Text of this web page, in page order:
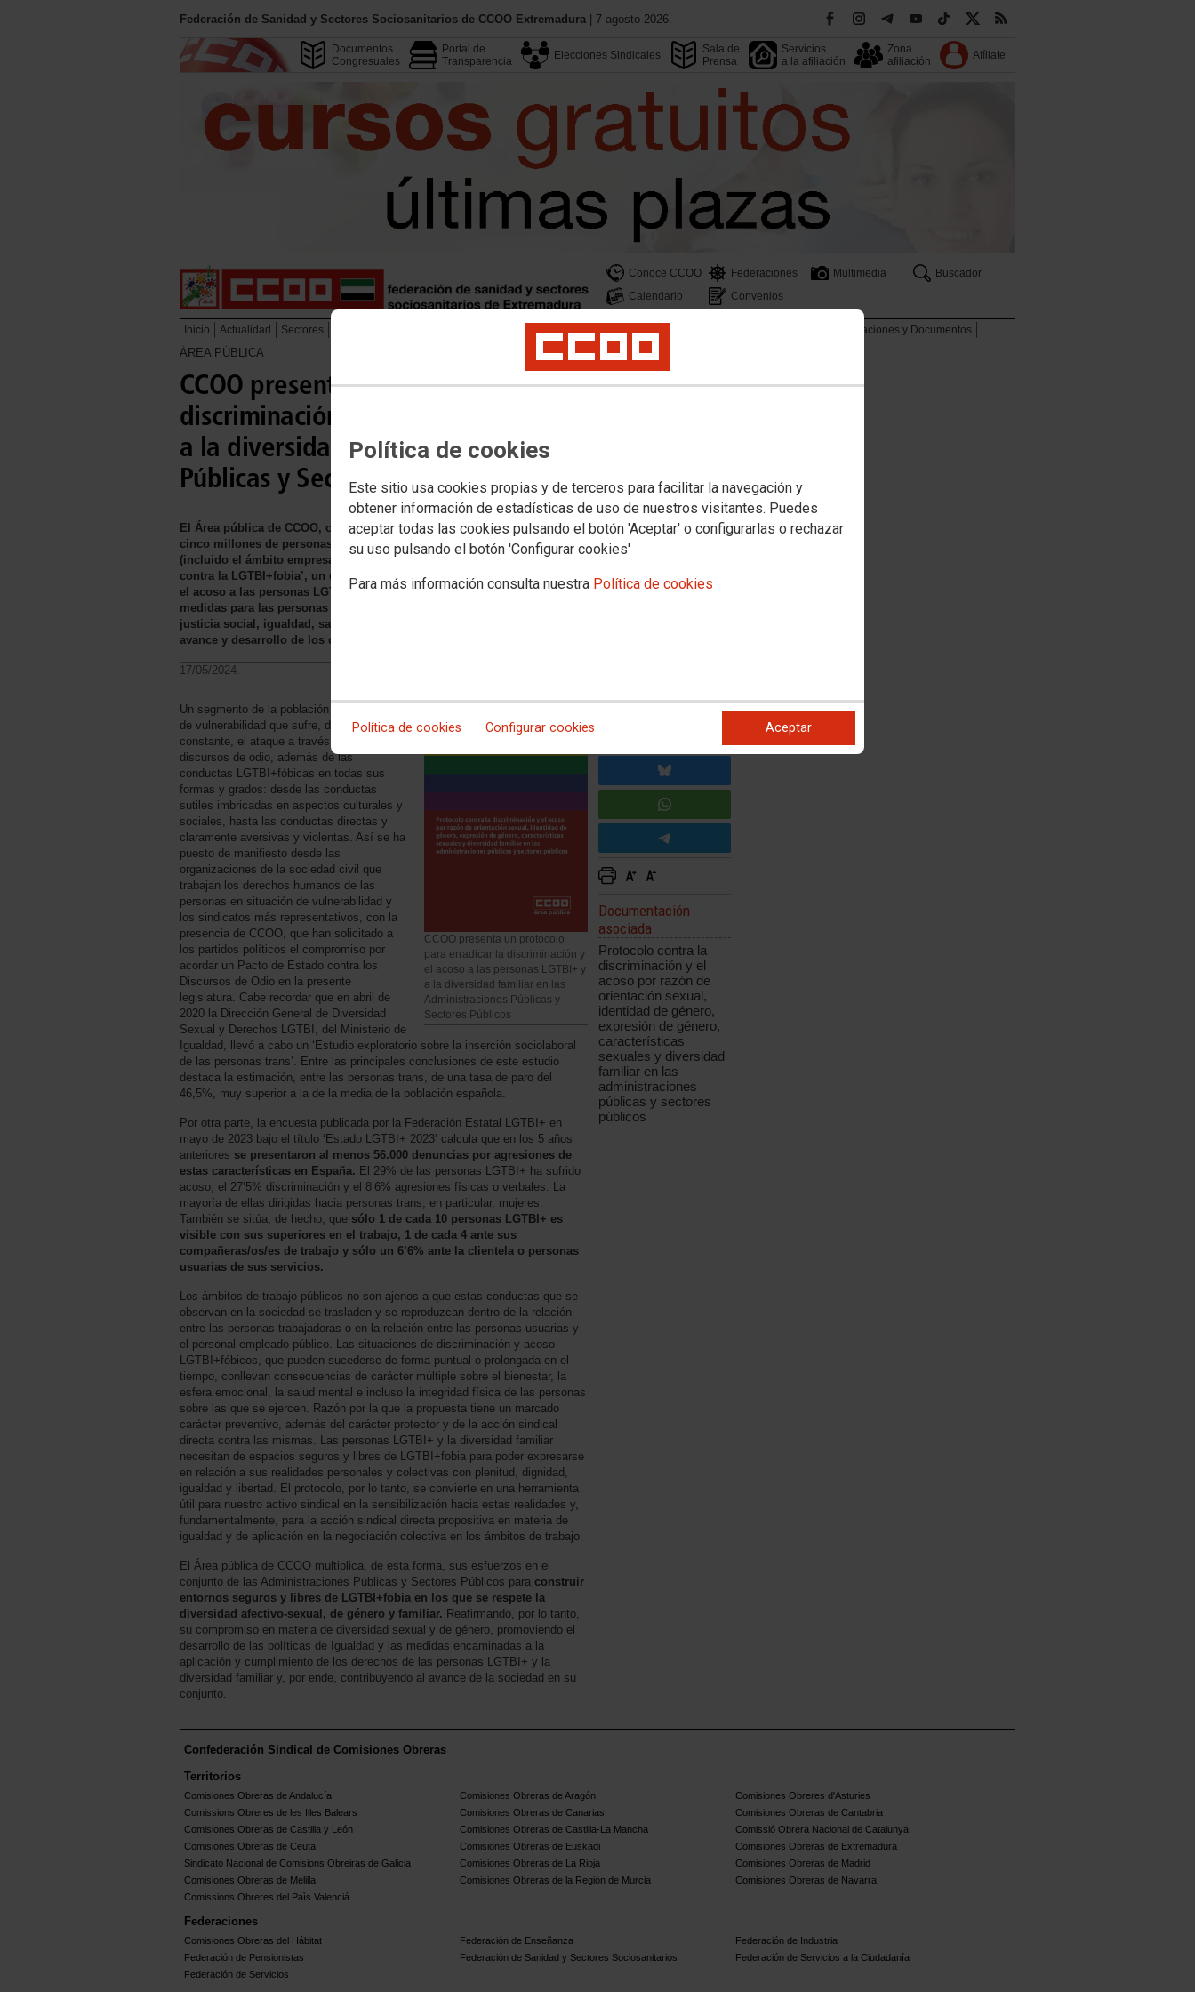
Política de cookies
Este sitio usa cookies propias y de terceros para facilitar la navegación y
obtener información de estadísticas de uso de nuestros visitantes. Puedes
aceptar todas las cookies pulsando el botón 'Aceptar' o configurarlas o rechazar
su uso pulsando el botón 'Configurar cookies'
Para más información consulta nuestra Política de cookies
Política de cookies Configurar cookies Aceptar
Federación de Sanidad y Sectores Sociosanitarios de CCOO Extremadura | 7 agosto 2026.
Documentos
Congresuales
Portal de
Transparencia
Elecciones Sindicales
Sala de
Prensa
Servicios
a la afiliación
Zona
afiliación
Afíliate
Conoce CCOO Federaciones Multimedia
Buscador
Calendario
Convenios
Inicio Actualidad Sectores Publicaciones y Documentos
ÁREA PÚBLICA
CCOO presenta un protocolo para erradicar la
discriminación y el acoso a las personas LGTBI+ y
a la diversidad familiar en las Administraciones
Públicas y Sectores Públicos
El Área pública de CCOO, como primer sindicato de las Administraciones Públicas, con más de
cinco millones de personas empleadas en las Administraciones Públicas y Sectores Públicos
(incluido el ámbito empresarial), presenta, coincidiendo con el 17 de mayo, ‘Día Internacional
contra la LGTBI+fobia’, un documento clave para la protección y prevención de la discriminación y
el acoso a las personas LGTBI+ y a la diversidad familiar, que incluye un apartado específico con
medidas para las personas trans. Un protocolo con base en los valores sindicales de solidaridad,
justicia social, igualdad, salud y seguridad en el trabajo y en el compromiso firme de CCOO por el
avance y desarrollo de los derechos de las personas LGTBI+ y de la diversidad familiar.
17/05/2024.
CCOO presenta un protocolo
para erradicar la discriminación y
el acoso a las personas LGTBI+ y
a la diversidad familiar en las
Administraciones Públicas y
Sectores Públicos
Un segmento de la población en situación
de vulnerabilidad que sufre, de forma
constante, el ataque a través de los
discursos de odio, además de las
conductas LGTBI+fóbicas en todas sus
formas y grados: desde las conductas
sutiles imbricadas en aspectos culturales y
sociales, hasta las conductas directas y
claramente aversivas y violentas. Así se ha
puesto de manifiesto desde las
organizaciones de la sociedad civil que
trabajan los derechos humanos de las
personas en situación de vulnerabilidad y
los sindicatos más representativos, con la
presencia de CCOO, que han solicitado a
los partidos políticos el compromiso por
acordar un Pacto de Estado contra los
Discursos de Odio en la presente
legislatura. Cabe recordar que en abril de
2020 la Dirección General de Diversidad
Sexual y Derechos LGTBI, del Ministerio de
Igualdad, llevó a cabo un ‘Estudio exploratorio sobre la inserción sociolaboral
de las personas trans’. Entre las principales conclusiones de este estudio
destaca la estimación, entre las personas trans, de una tasa de paro del
46,5%, muy superior a la de la media de la población española.
Por otra parte, la encuesta publicada por la Federación Estatal LGTBI+ en
mayo de 2023 bajo el título ‘Estado LGTBI+ 2023’ calcula que en los 5 años
anteriores se presentaron al menos 56.000 denuncias por agresiones de
estas características en España. El 29% de las personas LGTBI+ ha sufrido
acoso, el 27’5% discriminación y el 8’6% agresiones físicas o verbales. La
mayoría de ellas dirigidas hacia personas trans; en particular, mujeres.
También se sitúa, de hecho, que sólo 1 de cada 10 personas LGTBI+ es
visible con sus superiores en el trabajo, 1 de cada 4 ante sus
compañeras/os/es de trabajo y sólo un 6’6% ante la clientela o personas
usuarias de sus servicios.
Los ámbitos de trabajo públicos no son ajenos a que estas conductas que se
observan en la sociedad se trasladen y se reproduzcan dentro de la relación
entre las personas trabajadoras o en la relación entre las personas usuarias y
el personal empleado público. Las situaciones de discriminación y acoso
LGTBI+fóbicos, que pueden sucederse de forma puntual o prolongada en el
tiempo, conllevan consecuencias de carácter múltiple sobre el bienestar, la
esfera emocional, la salud mental e incluso la integridad física de las personas
sobre las que se ejercen. Razón por la que la propuesta tiene un marcado
carácter preventivo, además del carácter protector y de la acción sindical
directa contra las mismas. Las personas LGTBI+ y la diversidad familiar
necesitan de espacios seguros y libres de LGTBI+fobia para poder expresarse
en relación a sus realidades personales y colectivas con plenitud, dignidad,
igualdad y libertad. El protocolo, por lo tanto, se convierte en una herramienta
útil para nuestro activo sindical en la sensibilización hacia estas realidades y,
fundamentalmente, para la acción sindical directa propositiva en materia de
igualdad y de aplicación en la negociación colectiva en los ámbitos de trabajo.
El Área pública de CCOO multiplica, de esta forma, sus esfuerzos en el
conjunto de las Administraciones Públicas y Sectores Públicos para construir
entornos seguros y libres de LGTBI+fobia en los que se respete la
diversidad afectivo-sexual, de género y familiar. Reafirmando, por lo tanto,
su compromiso en materia de diversidad sexual y de género, promoviendo el
desarrollo de las políticas de Igualdad y las medidas encaminadas a la
aplicación y cumplimiento de los derechos de las personas LGTBI+ y la
diversidad familiar y, por ende, contribuyendo al avance de la sociedad en su
conjunto.
Documentación
asociada
Protocolo contra la
discriminación y el
acoso por razón de
orientación sexual,
identidad de género,
expresión de género,
características
sexuales y diversidad
familiar en las
administraciones
públicas y sectores
públicos
Confederación Sindical de Comisiones Obreras
Territorios
Comisiones Obreras de Andalucía Comisiones Obreras de Aragón
Comisiones Obreres d'Asturies
Comissions Obreres de les Illes Balears
Comisiones Obreras de Canarias
Comisiones Obreras de Cantabria
Comisiones Obreras de Castilla y León
Comisiones Obreras de Castilla-La Mancha
Comissió Obrera Nacional de Catalunya
Comisiones Obreras de Ceuta
Comisiones Obreras de Euskadi
Comisiones Obreras de Extremadura
Sindicato Nacional de Comisions Obreiras de Galicia
Comisiones Obreras de La Rioja
Comisiones Obreras de Madrid
Comisiones Obreras de Melilla
Comisiones Obreras de la Región de Murcia
Comisiones Obreras de Navarra
Comissions Obreres del Paìs Valenciá
Federaciones
Comisiones Obreras del Hábitat Federación de Enseñanza
Federación de Industria
Federación de Pensionistas
Federación de Sanidad y Sectores Sociosanitarios
Federación de Servicios a la Ciudadanía
Federación de Servicios